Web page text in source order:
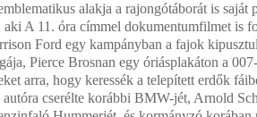
alakja a rajongótáborát is saját
A 11. óra címmel dokumentumfilmet is
Ford egy kampányban a fajok
Pierce Brosnan egy óriásplakáton a
arra, hogy keressék a telepített erdők
cserélte korábbi BMW-jét, Arnold